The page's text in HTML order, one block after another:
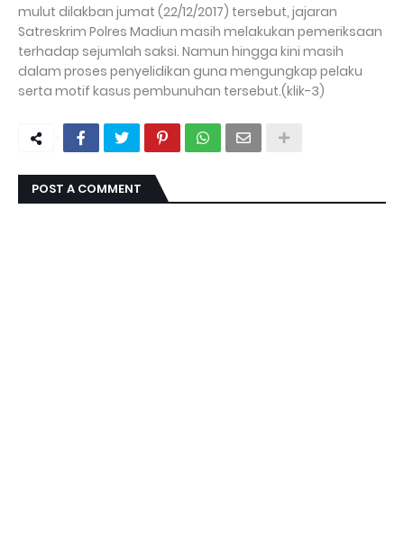
mulut dilakban jumat (22/12/2017) tersebut, jajaran
Satreskrim Polres Madiun masih melakukan pemeriksaan
terhadap sejumlah saksi. Namun hingga kini masih
dalam proses penyelidikan guna mengungkap pelaku
serta motif kasus pembunuhan tersebut.(klik-3)
POST A COMMENT